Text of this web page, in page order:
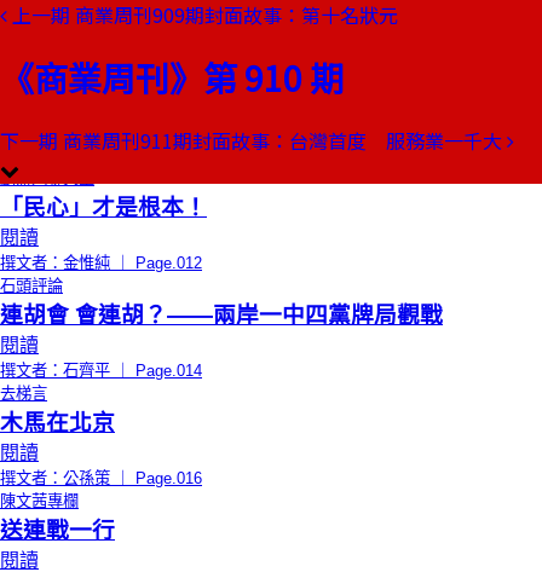
上一期 商業周刊909期封面故事：第十名狀元
《商業周刊》第 910 期
下一期 商業周刊911期封面故事：台灣首度 服務業一千大
本期目錄
限時免費總編輯的話
繁華的盡頭
閱讀
撰文者：王文靜 ｜ Page.010
創辦人聊天室
「民心」才是根本！
閱讀
撰文者：金惟純 ｜ Page.012
石頭評論
連胡會 會連胡？——兩岸一中四黨牌局觀戰
閱讀
撰文者：石齊平 ｜ Page.014
去梯言
木馬在北京
閱讀
撰文者：公孫策 ｜ Page.016
陳文茜專欄
送連戰一行
閱讀